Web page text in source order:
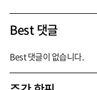
Best 댓글
Best 댓글이 없습니다.